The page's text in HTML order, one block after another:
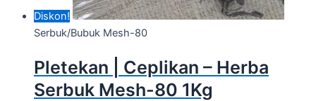
Diskon!
Serbuk/Bubuk Mesh-80
Pletekan | Ceplikan – Herba
Serbuk Mesh-80 1Kg